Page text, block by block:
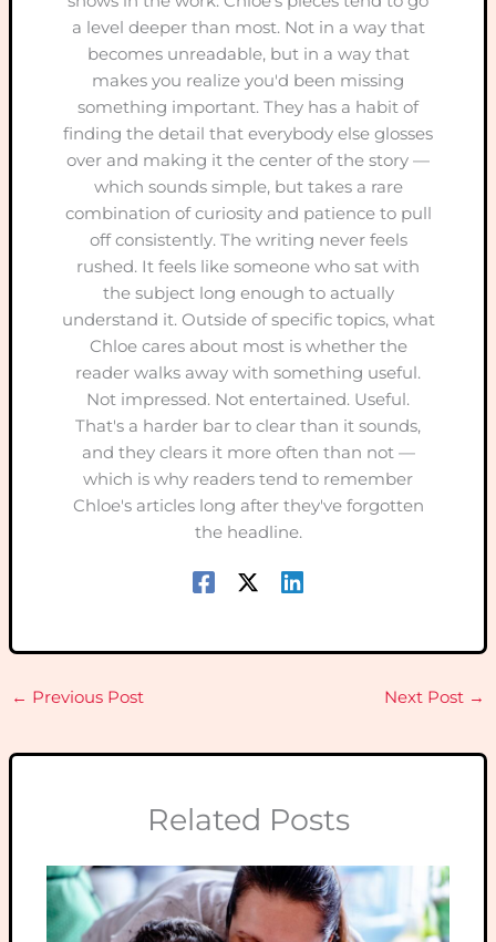
a level deeper than most. Not in a way that
becomes unreadable, but in a way that
makes you realize you'd been missing
something important. They has a habit of
finding the detail that everybody else glosses
over and making it the center of the story —
which sounds simple, but takes a rare
combination of curiosity and patience to pull
off consistently. The writing never feels
rushed. It feels like someone who sat with
the subject long enough to actually
understand it. Outside of specific topics, what
Chloe cares about most is whether the
reader walks away with something useful.
Not impressed. Not entertained. Useful.
That's a harder bar to clear than it sounds,
and they clears it more often than not —
which is why readers tend to remember
Chloe's articles long after they've forgotten
the headline.
← Previous Post Next Post →
Related Posts